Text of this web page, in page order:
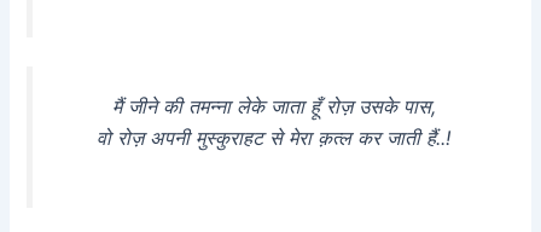
मैं जीने की तमन्ना लेके जाता हूँ रोज़ उसके पास,
वो रोज़ अपनी मुस्कुराहट से मेरा क़त्ल कर जाती हैं..!